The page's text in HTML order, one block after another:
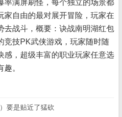
率满屏刷怪，每个独立的场景都
家自由的最对展开冒险，玩家在
去战斗，概要：诀战南明湖红包
竞技PK武侠游戏，玩家随时随
感，超级丰富的职业玩家任意选
。
要是贴近了猛砍